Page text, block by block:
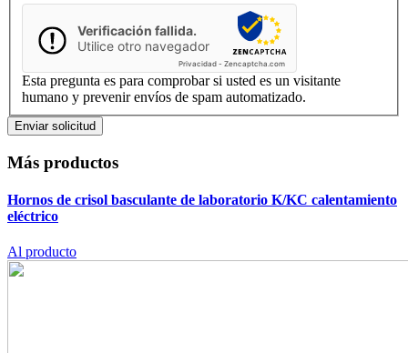
Verificación fallida.
Utilice otro navegador
Privacidad - Zencaptcha.com
Esta pregunta es para comprobar si usted es un visitante
humano y prevenir envíos de spam automatizado.
Más productos
Hornos de crisol basculante de laboratorio K/KC calentamiento
eléctrico
Al producto